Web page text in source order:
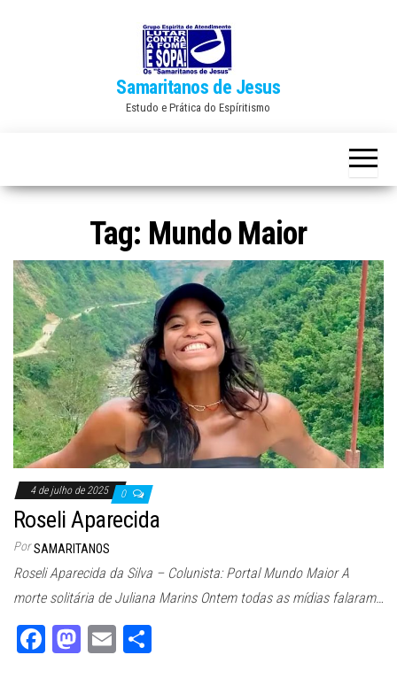
Samaritanos de Jesus
Estudo e Prática do Espíritismo
Tag: Mundo Maior
4 de julho de 2025 0
Roseli Aparecida
Por SAMARITANOS
Roseli Aparecida da Silva – Colunista: Portal Mundo Maior A
morte solitária de Juliana Marins Ontem todas as mídias falaram…
Fa M
E